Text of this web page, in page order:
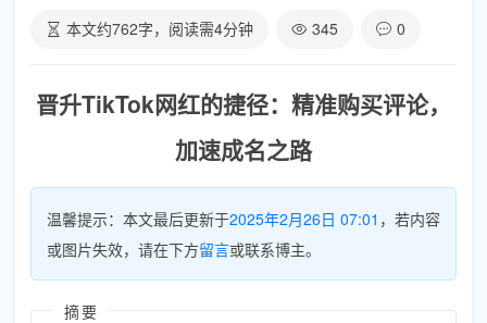
本文约762字，阅读需4分钟 345 0
晋升TikTok网红的捷径：精准购买评论，
加速成名之路
温馨提示：本文最后更新于2025年2月26日 07:01 ，若内容
或图片失效，请在下方留言或联系博主。
摘要